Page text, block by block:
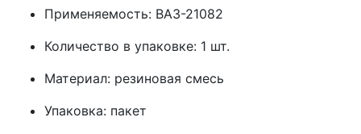
Применяемость: ВАЗ-21082
Количество в упаковке: 1 шт.
Материал: резиновая смесь
Упаковка: пакет